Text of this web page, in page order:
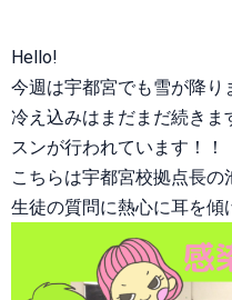
Hello!
今週は宇都宮でも雪が降り
冷え込みはまだまだ続きま
スンが行われています！！
こちらは宇都宮校拠点長の
生徒の質問に熱心に耳を傾